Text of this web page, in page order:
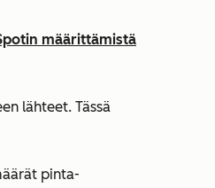
määrittämistä
lähteet. Tässä
pinta-